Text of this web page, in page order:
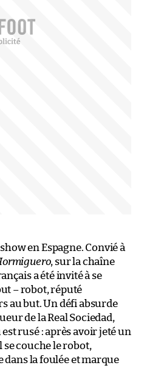
en Espagne. Convié à
, sur la chaîne
a été invité à se
– robot, réputé
au but. Un défi absurde
de la Real Sociedad,
rusé : après avoir jeté un
se couche le robot,
dans la foulée et marque